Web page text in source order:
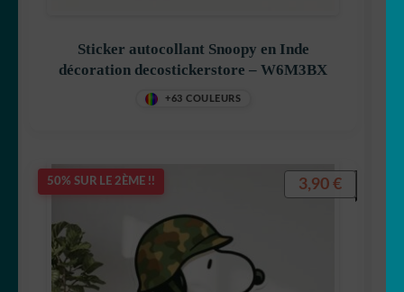
Sticker autocollant Snoopy en Inde
décoration decostickerstore – W6M3BX
+63 COULEURS
50% SUR LE 2ÈME !! 3,90 €